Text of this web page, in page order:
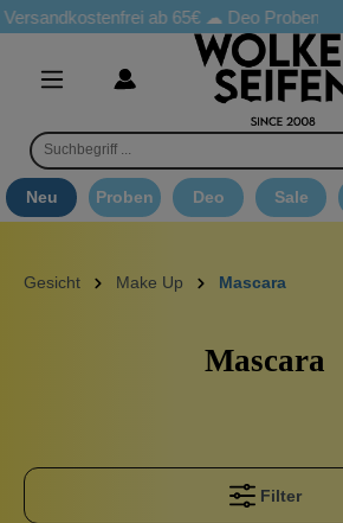
ab 65€☁ Deo Proben in jeder
Neu Proben Deo Sale
Gesicht Make Up Mascara
Mascara
Filter